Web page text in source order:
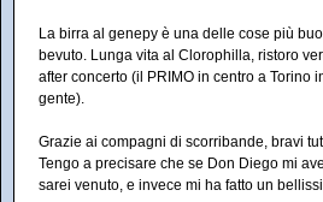
La birra al genepy è una delle cose più
bevuto. Lunga vita al Clorophilla, ristoro
after concerto (il PRIMO in centro a Torino
gente).
Grazie ai compagni di scorribande, bravi
Tengo a precisare che se Don Diego mi
sarei venuto, e invece mi ha fatto un